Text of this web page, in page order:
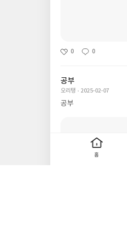
0 0
공부
오리탱 2025-02-07
공부
홈